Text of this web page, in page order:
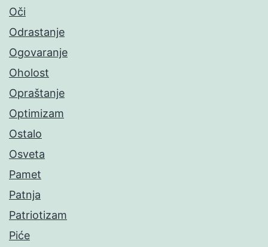
Oči
Odrastanje
Ogovaranje
Oholost
Opraštanje
Optimizam
Ostalo
Osveta
Pamet
Patnja
Patriotizam
Piće